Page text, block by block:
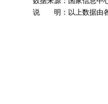
说 明：以上数据由各